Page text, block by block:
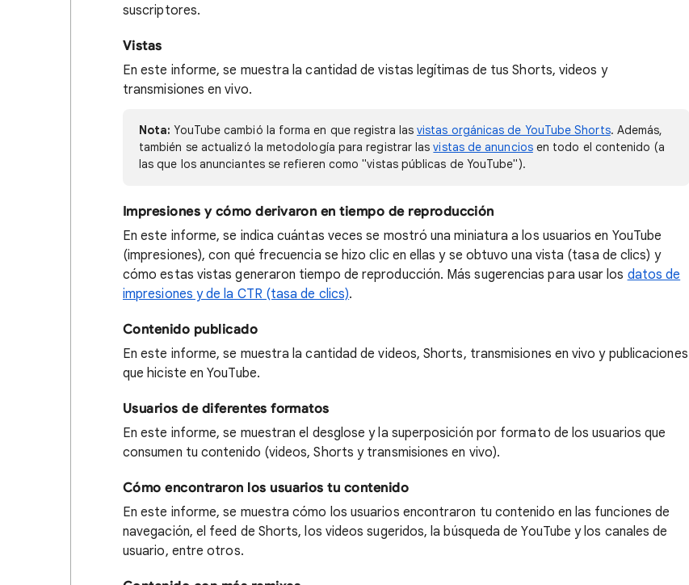
suscriptores.
Vistas
En este informe, se muestra la cantidad de vistas legítimas de tus Shorts, videos y
transmisiones en vivo.
Nota: YouTube cambió la forma en que registra lasvistas orgánicas de YouTube Shorts. Además,
también se actualizó la metodología para registrar lasvistas de anunciosen todo el contenido (a
las que los anunciantes se refieren como "vistas públicas de YouTube").
Impresiones y cómo derivaron en tiempo de reproducción
En este informe, se indica cuántas veces se mostró una miniatura a los usuarios en YouTube
(impresiones), con qué frecuencia se hizo clic en ellas y se obtuvo una vista (tasa de clics) y
cómo estas vistas generaron tiempo de reproducción. Más sugerencias para usar los datos de
impresiones y de la CTR (tasa de clics).
Contenido publicado
En este informe, se muestra la cantidad de videos, Shorts, transmisiones en vivo y publicaciones
que hiciste en YouTube.
Usuarios de diferentes formatos
En este informe, se muestran el desglose y la superposición por formato de los usuarios que
consumen tu contenido (videos, Shorts y transmisiones en vivo).
Cómo encontraron los usuarios tu contenido
En este informe, se muestra cómo los usuarios encontraron tu contenido en las funciones de
navegación, el feed de Shorts, los videos sugeridos, la búsqueda de YouTube y los canales de
usuario, entre otros.